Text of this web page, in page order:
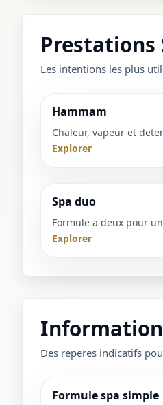
Prestations
Les intentions les plus
Hammam
Chaleur, vapeur et
Explorer
Spa duo
Formule a deux pour
Explorer
Des reperes indicatifs
Formule spa simple